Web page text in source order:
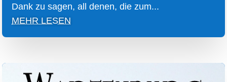
Dank zu sagen, all denen, die zum...
MEHR LESEN